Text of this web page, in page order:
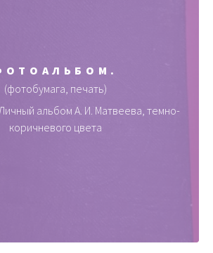
(фотобумага, печать)
альбом А. И. Матвеева, темно-
коричневого цвета